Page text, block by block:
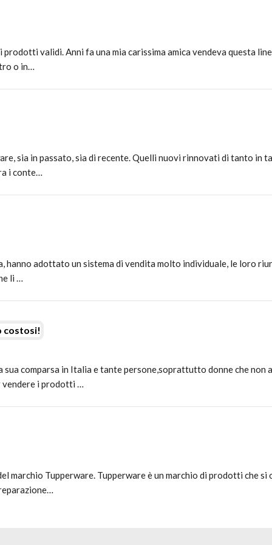
validi. Anni fa una mia carissima amica vendeva questa
o in…
sia in passato, sia di recente. Quelli nuovi rinnovati di tanto in
i conte…
hanno adottato un sistema di vendita molto individuale, le loro
li …
costosi!
comparsa in Italia e tante persone,soprattutto donne che non
vendere i prodotti …
marchio Tupperware. Tupperware è un marchio di prodotti che si